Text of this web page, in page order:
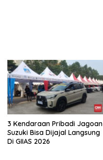
3 Kendaraan Pribadi Jagoan
Suzuki Bisa Dijajal Langsung
Di GIIAS 2026